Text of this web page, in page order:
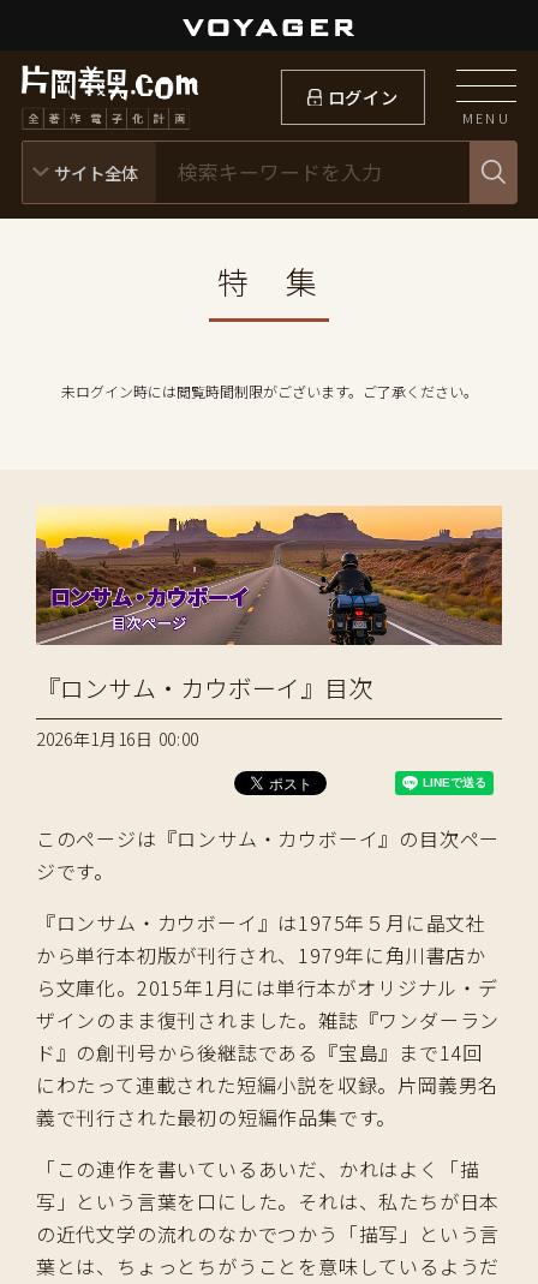
ログイン
MENU
特 集
未ログイン時には閲覧時間制限がございます。ご了承ください。
『ロンサム・カウボーイ』目次
2026年1月16日 00:00
このページは『ロンサム・カウボーイ』の目次ペー
ジです。
『ロンサム・カウボーイ』は1975年５月に晶文社
から単行本初版が刊行され、1979年に角川書店か
ら文庫化。2015年1月には単行本がオリジナル・デ
ザインのまま復刊されました。雑誌『ワンダーラン
ド』の創刊号から後継誌である『宝島』まで14回
にわたって連載された短編小説を収録。片岡義男名
義で刊行された最初の短編作品集です。
「この連作を書いているあいだ、かれはよく「描
写」という言葉を口にした。それは、私たちが日本
の近代文学の流れのなかでつかう「描写」という言
葉とは、ちょっとちがうことを意味しているようだ